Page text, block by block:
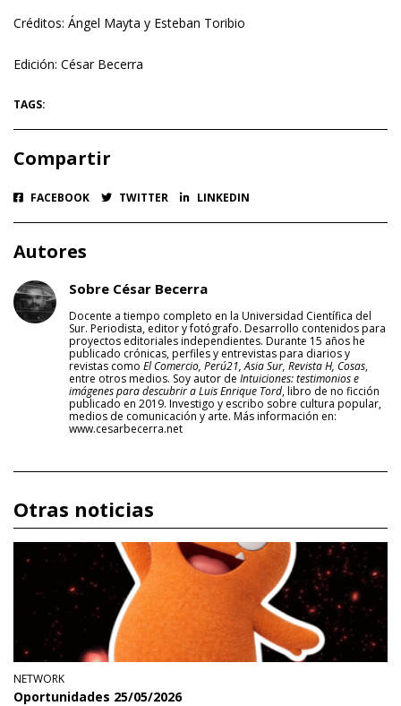
Créditos: Ángel Mayta y Esteban Toribio
Edición: César Becerra
TAGS:
Compartir
FACEBOOK TWITTER LINKEDIN
Autores
Sobre César Becerra
Docente a tiempo completo en la Universidad Científica del
Sur. Periodista, editor y fotógrafo. Desarrollo contenidos para
proyectos editoriales independientes. Durante 15 años he
publicado crónicas, perfiles y entrevistas para diarios y
revistas como El Comercio, Perú21, Asia Sur, Revista H, Cosas,
entre otros medios. Soy autor de Intuiciones: testimonios e
imágenes para descubrir a Luis Enrique Tord, libro de no ficción
publicado en 2019. Investigo y escribo sobre cultura popular,
medios de comunicación y arte. Más información en:
www.cesarbecerra.net
Otras noticias
NETWORK
Oportunidades 25/05/2026